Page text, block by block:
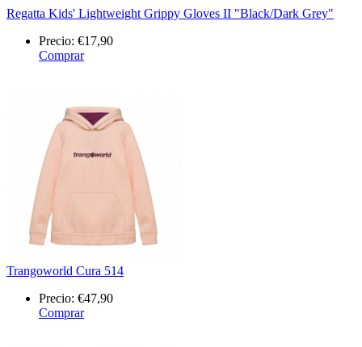
Regatta Kids' Lightweight Grippy Gloves II "Black/Dark Grey"
Precio: €17,90
Comprar
Trangoworld Cura 514
Precio: €47,90
Comprar